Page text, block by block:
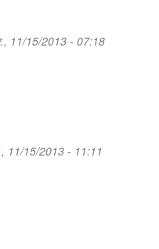
11/15/2013 - 07:18
11/15/2013 - 11:11